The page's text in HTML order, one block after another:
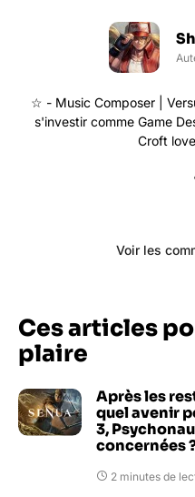
☆ - Music Composer |
s'investir comme Game
Croft
Voir les
Ces articles
plaire
Après les
quel avenir
3,
concernées
2 minutes de